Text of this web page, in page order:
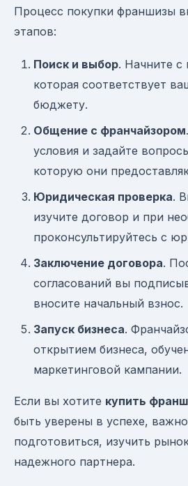
Процесс покупки франшизы
этапов:
Поиск и выбор. Начните с
которая соответствует
бюджету.
Общение с франчайзором
условия и задайте
которую они
Юридическая проверка.
изучите договор и при
проконсультируйтесь с
Заключение договора.
согласований вы
вносите начальный взнос.
Запуск бизнеса.
открытием бизнеса,
маркетинговой кампании.
Если вы хотите купить
быть уверены в успехе,
подготовиться, изучить
надежного партнера.